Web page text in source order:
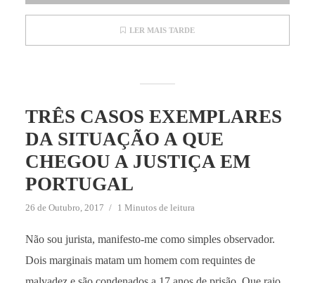
LER MAIS TARDE
TRÊS CASOS EXEMPLARES
DA SITUAÇÃO A QUE
CHEGOU A JUSTIÇA EM
PORTUGAL
26 de Outubro, 2017 1 Minutos de leitura
Não sou jurista, manifesto-me como simples observador.
Dois marginais matam um homem com requintes de